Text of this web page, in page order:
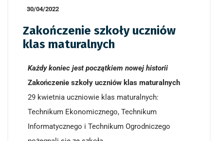
30/04/2022
Zakończenie szkoły uczniów
klas maturalnych
Każdy koniec jest początkiem nowej historii
Zakończenie szkoły uczniów klas maturalnych
29 kwietnia uczniowie klas maturalnych:
Technikum Ekonomicznego, Technikum
Informatycznego i Technikum Ogrodniczego